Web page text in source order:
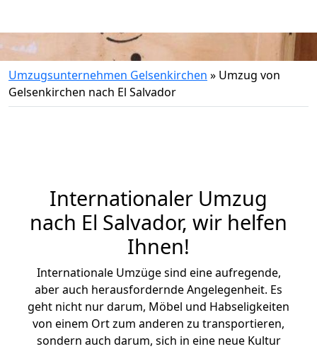
Umzugsunternehmen Gelsenkirchen » Umzug von
Gelsenkirchen nach El Salvador
Internationaler Umzug
nach El Salvador, wir helfen
Ihnen!
Internationale Umzüge sind eine aufregende,
aber auch herausfordernde Angelegenheit. Es
geht nicht nur darum, Möbel und Habseligkeiten
von einem Ort zum anderen zu transportieren,
sondern auch darum, sich in eine neue Kultur